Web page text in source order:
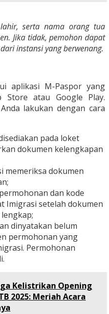
serta nama orang tua
Jika tidak, pemohon dapat
instansi yang berwenang.
aplikasi M-Paspor yang
Store atau Google Play.
lakukan dengan cara
pada loket
dokumen kelengkapan
memeriksa dokumen
dan kode
Imigrasi setelah dokumen
dinyatakan belum
permohonan yang
Permohonan
Kelistrikan Opening
2025: Meriah Acara